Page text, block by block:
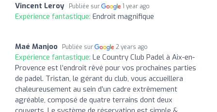
Vincent Leroy Publiée sur 1 year ago
Expérience fantastique: Endroit magnifique
Maé Manjoo Publiée sur 2 years ago
Expérience fantastique: Le Country Club Padel à Aix-en-
Provence est l’endroit rêvé pour vos prochaines parties
de padel. Tristan, le gérant du club, vous accueillera
chaleureusement au sein d’un cadre extrêmement
agréable, composé de quatre terrains dont deux